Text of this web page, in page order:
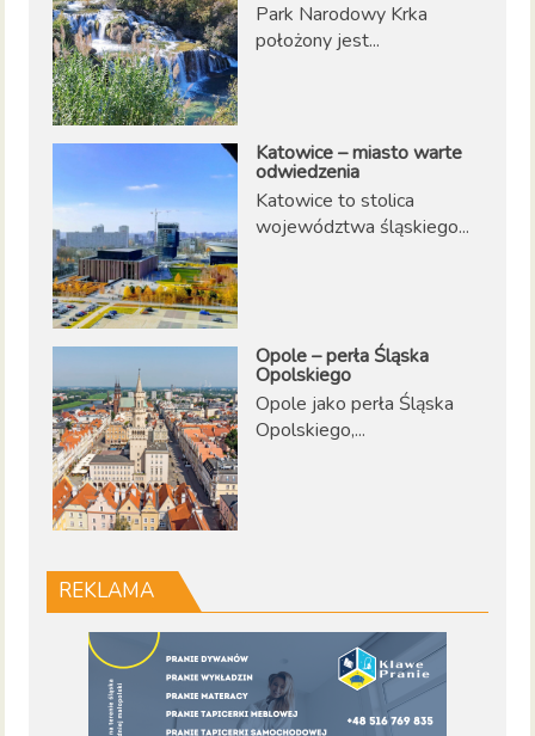
Park Narodowy Krka
położony jest...
Katowice – miasto warte
odwiedzenia
Katowice to stolica
województwa śląskiego...
Opole – perła Śląska
Opolskiego
Opole jako perła Śląska
Opolskiego,...
REKLAMA